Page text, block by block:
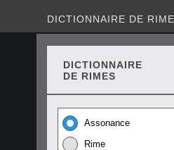
DICTIONNAIRE DE
DICTIONNAIRE
DE RIMES
Assonance
Rime